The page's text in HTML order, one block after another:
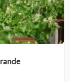
Grande